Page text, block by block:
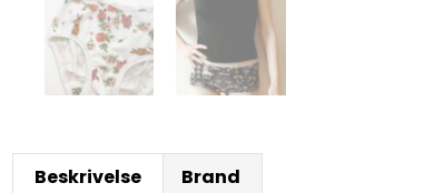
Beskrivelse Brand